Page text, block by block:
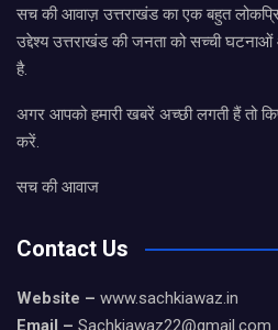
सच की आवाज़ उत्तराखंड का एक बहुत
उद्देश्य उत्तराखंड की जनता को सच्ची
है.
अगर आपको हमारी खबरें अच्छी लगती हैं तो
करें.
सच की आवाज
Contact Us
Website – www.sachkiawaz.in
Email – Sachkiawaz22@gmail.com